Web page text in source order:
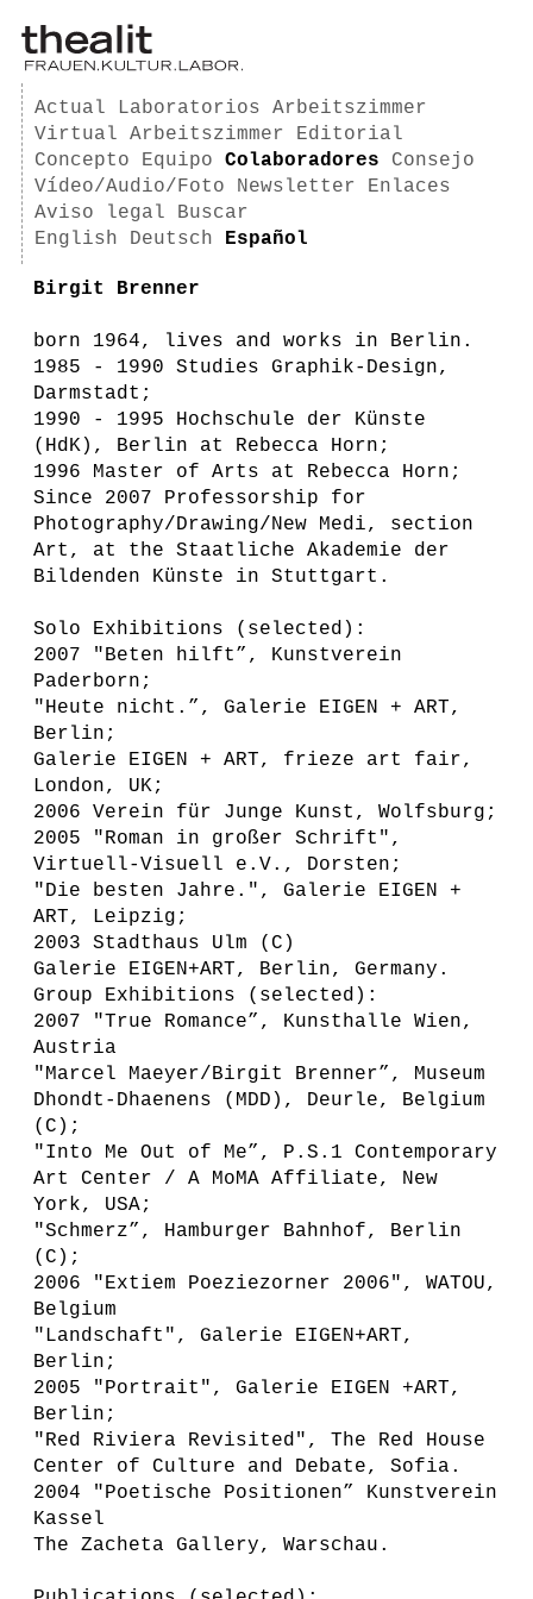
Actual Laboratorios
Arbeitszimmer
Virtual Arbeitszimmer
Editorial
Concepto
Equipo Colaboradores
Consejo
Vídeo/Audio/Foto
Newsletter
Enlaces
Aviso legal
Buscar
English
Deutsch Español
Birgit Brenner
born 1964, lives and works in Berlin.
1985 - 1990 Studies Graphik-Design,
Darmstadt;
1990 - 1995 Hochschule der Künste
(HdK), Berlin at Rebecca Horn;
1996 Master of Arts at Rebecca Horn;
Since 2007 Professorship for
Photography/Drawing/New Medi, section
Art, at the Staatliche Akademie der
Bildenden Künste in Stuttgart.
Solo Exhibitions (selected):
2007 "Beten hilft”, Kunstverein
Paderborn;
"Heute nicht.”, Galerie EIGEN + ART,
Berlin;
Galerie EIGEN + ART, frieze art fair,
London, UK;
2006 Verein für Junge Kunst, Wolfsburg;
2005 "Roman in großer Schrift",
Virtuell-Visuell e.V., Dorsten;
"Die besten Jahre.", Galerie EIGEN +
ART, Leipzig;
2003 Stadthaus Ulm (C)
Galerie EIGEN+ART, Berlin, Germany.
Group Exhibitions (selected):
2007 "True Romance”, Kunsthalle Wien,
Austria
"Marcel Maeyer/Birgit Brenner”, Museum
Dhondt-Dhaenens (MDD), Deurle, Belgium
(C);
"Into Me Out of Me”, P.S.1 Contemporary
Art Center / A MoMA Affiliate, New
York, USA;
"Schmerz”, Hamburger Bahnhof, Berlin
(C);
2006 "Extiem Poeziezorner 2006", WATOU,
Belgium
"Landschaft", Galerie EIGEN+ART,
Berlin;
2005 "Portrait", Galerie EIGEN +ART,
Berlin;
"Red Riviera Revisited", The Red House
Center of Culture and Debate, Sofia.
2004 "Poetische Positionen” Kunstverein
Kassel
The Zacheta Gallery, Warschau.